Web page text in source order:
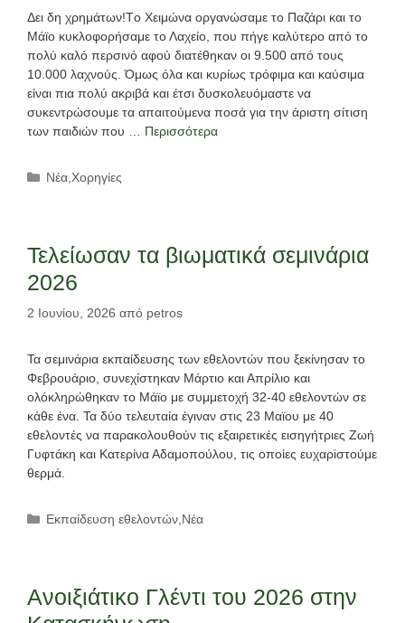
Δει δη χρημάτων!Tο Χειμώνα οργανώσαμε το Παζάρι και το
Μάϊο κυκλοφορήσαμε το Λαχείο, που πήγε καλύτερο από το
πολύ καλό περσινό αφού διατέθηκαν οι 9.500 από τους
10.000 λαχνούς. Όμως όλα και κυρίως τρόφιμα και καύσιμα
είναι πια πολύ ακριβά και έτσι δυσκολευόμαστε να
συκεντρώσουμε τα απαιτούμενα ποσά για την άριστη σίτιση
των παιδιών που … Περισσότερα
Κατηγορίες
Νέα Χορηγίες
Τελείωσαν τα βιωματικά σεμινάρια
2026
2 Ιουνίου, 2026 από petros
Τα σεμινάρια εκπαίδευσης των εθελοντών που ξεκίνησαν το
Φεβρουάριο, συνεχίστηκαν Μάρτιο και Απρίλιο και
ολόκληρώθηκαν το Μάϊο με συμμετοχή 32-40 εθελοντών σε
κάθε ένα. Τα δύο τελευταία έγιναν στις 23 Μαϊου με 40
εθελοντές να παρακολουθούν τις εξαιρετικές εισηγήτριες Ζωή
Γυφτάκη και Κατερίνα Αδαμοπούλου, τις οποίες ευχαρiστούμε
θερμά.
Κατηγορίες
Εκπαίδευση εθελοντών Νέα
Ανοιξιάτικο Γλέντι του 2026 στην